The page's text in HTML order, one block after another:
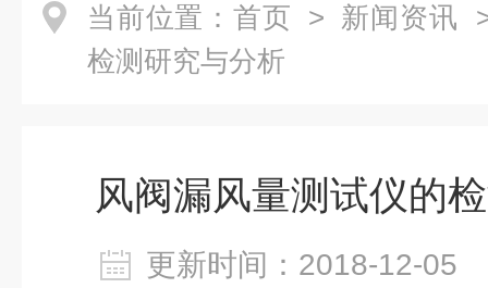
当前位置： 首页 > 新闻资讯
检测研究与分析
风阀漏风量测试仪的
更新时间：2018-12-